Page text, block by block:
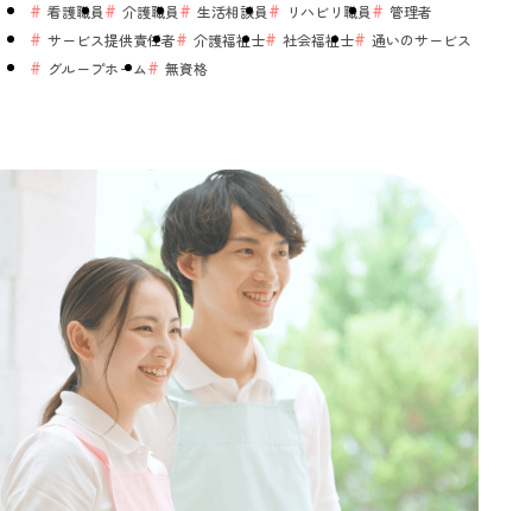
看護職員
介護職員 生活相談員 リハビリ職員
管理者
サービス提供責任者
介護福祉士 社会福祉士
通いのサービス
グループホーム
無資格